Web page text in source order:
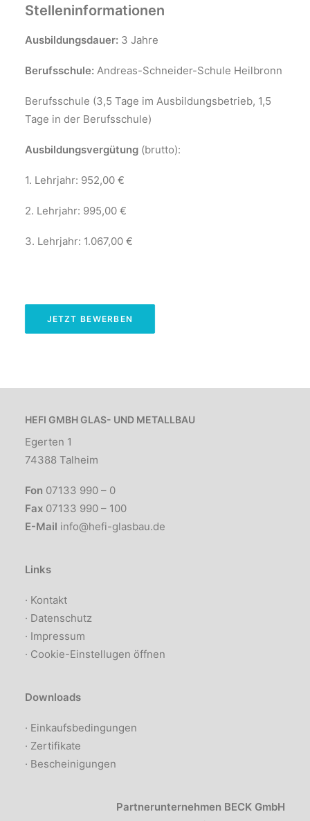
Stelleninformationen
Ausbildungsdauer: 3 Jahre
Berufsschule: Andreas-Schneider-Schule Heilbronn
Berufsschule (3,5 Tage im Ausbildungsbetrieb, 1,5
Tage in der Berufsschule)
Ausbildungsvergütung (brutto):
1. Lehrjahr: 952,00 €
2. Lehrjahr: 995,00 €
3. Lehrjahr: 1.067,00 €
JETZT BEWERBEN
HEFI GMBH GLAS- UND METALLBAU
Egerten 1
74388 Talheim
Fon 07133 990 – 0
Fax 07133 990 – 100
E-Mail info@hefi-glasbau.de
Links
· Kontakt
· Datenschutz
· Impressum
· Cookie-Einstellugen öffnen
Downloads
· Einkaufsbedingungen
· Zertifikate
· Bescheinigungen
Partnerunternehmen BECK GmbH